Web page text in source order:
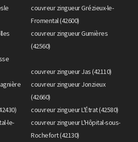
couvreur zingueur Grézieux-le-
Fromental (42600)
couvreur zingueur Gumières
(42560)
couvreur zingueur Jas (42110)
couvreur zingueur Jonzieux
(42660)
couvreur zingueur L'Étrat (42580)
le-
couvreur zingueur L'Hôpital-sous-
Rochefort (42130)